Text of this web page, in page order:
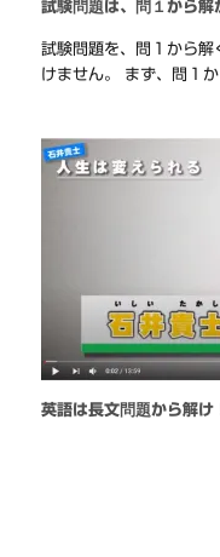
試験問題は、問１から解
試験問題を、問１から
けません。 まず、問１
英語は長文問題から解け